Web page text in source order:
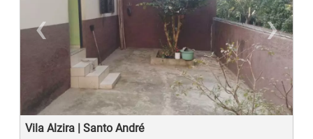
‹
Previous
›
Vila Alzira | Santo André